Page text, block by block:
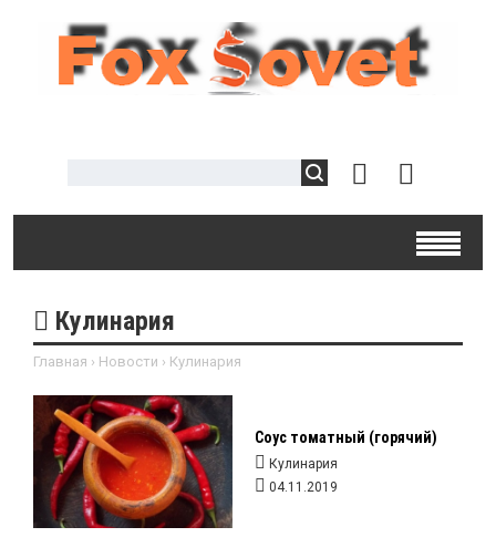
Кулинария
Главная › Новости › Кулинария
Соус томатный (горячий)
Кулинария
04.11.2019